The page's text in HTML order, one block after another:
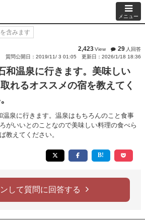
メニュー
含みます
2,423View 29 人回答
質問公開日：2019/11/ 3 01:05
更新日：2026/1/18 18:36
和温泉に行きます。美味しい
れるオススメの宿を教えてく
温泉に行きます。温泉はもちろんのこと食事
がいいとのことなので美味しい料理の食べら
教えてください。
して質問に回答する